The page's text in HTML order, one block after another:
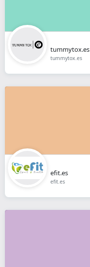
tummytox.es
tummytox.es
efit.es
efit.es